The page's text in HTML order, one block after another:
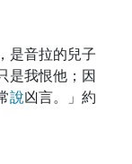
是音拉的兒子
是我恨他；因
說凶言。」約